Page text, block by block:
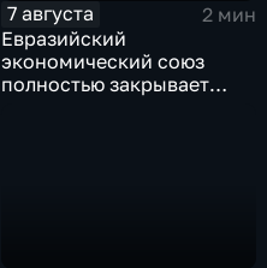
7 августа
2 мин
Евразийский
экономический союз
полностью закрывает